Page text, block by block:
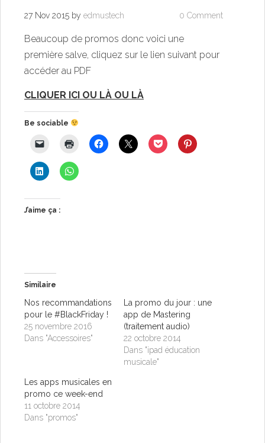
27 Nov 2015 by edmustech 0 Comment
Beaucoup de promos donc voici une
première salve, cliquez sur le lien suivant pour
accéder au PDF
CLIQUER ICI OU LÀ OU LÀ
Be sociable
J’aime ça :
Similaire
Nos recommandations
pour le #BlackFriday !
25 novembre 2016
Dans "Accessoires"
La promo du jour : une
app de Mastering
(traitement audio)
22 octobre 2014
Dans "ipad éducation
musicale"
Les apps musicales en
promo ce week-end
11 octobre 2014
Dans "promos"